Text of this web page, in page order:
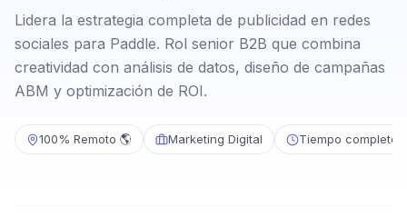
Lidera la estrategia completa de publicidad en redes
sociales para Paddle. Rol senior B2B que combina
creatividad con análisis de datos, diseño de campañas
ABM y optimización de ROI.
100% Remoto 🌎 Marketing Digital Tiempo completo